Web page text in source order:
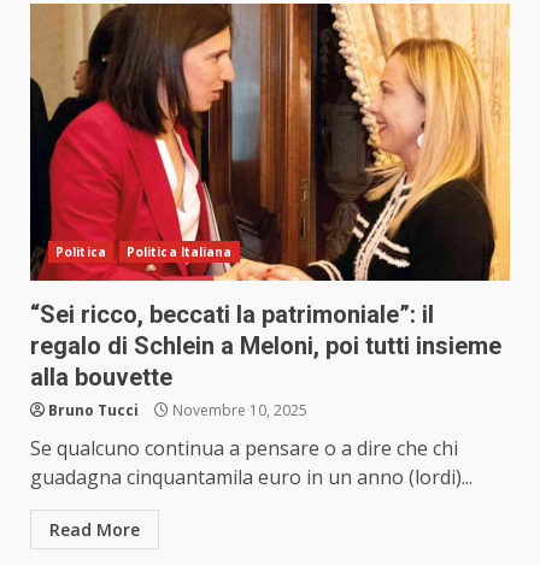
Politica Politica Italiana
“Sei ricco, beccati la patrimoniale”: il
regalo di Schlein a Meloni, poi tutti insieme
alla bouvette
Bruno Tucci Novembre 10, 2025
Se qualcuno continua a pensare o a dire che chi
guadagna cinquantamila euro in un anno (lordi)...
Read More